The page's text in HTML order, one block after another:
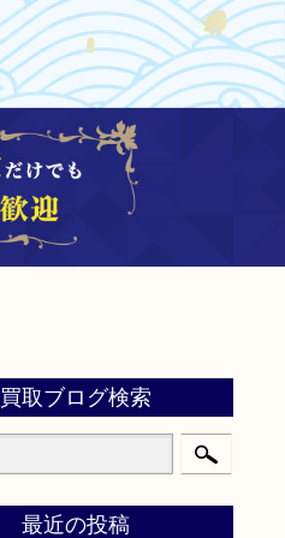
買取ブログ検索
最近の投稿